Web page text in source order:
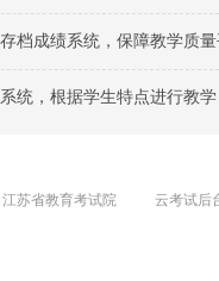
档成绩系统，保障教学质量
统，根据学生特点进行教学
江苏省教育考试院 云考试后